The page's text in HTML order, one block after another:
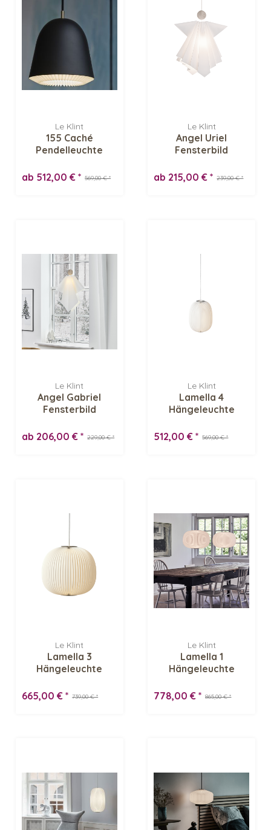
Le Klint
155 Caché
Pendelleuchte
569,00 € *
ab 512,00 € *
Le Klint
Angel Uriel
Fensterbild
239,00 € *
ab 215,00 € *
Le Klint
Angel Gabriel
Fensterbild
229,00 € *
ab 206,00 € *
Le Klint
Lamella 4
Hängeleuchte
569,00 € *
512,00 € *
Le Klint
Lamella 3
Hängeleuchte
739,00 € *
665,00 € *
Le Klint
Lamella 1
Hängeleuchte
865,00 € *
778,00 € *